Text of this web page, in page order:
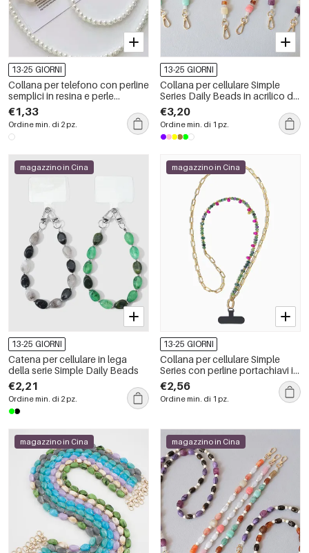
13-25 GIORNI
Collana per telefono con perline
semplici in resina e perle
artificiali, serie Romantica
€1,33
Ordine min. di 2 pz.
13-25 GIORNI
Collana per cellulare Simple
Series Daily Beads in acrilico di
colori misti
€3,20
Ordine min. di 1 pz.
magazzino in Cina
13-25 GIORNI
Catena per cellulare in lega
della serie Simple Daily Beads
€2,21
Ordine min. di 2 pz.
magazzino in Cina
13-25 GIORNI
Collana per cellulare Simple
Series con perline portachiavi in
vetro di colori misti
€2,56
Ordine min. di 1 pz.
magazzino in Cina magazzino in Cina